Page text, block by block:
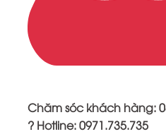
Chăm sóc khách hàng:
? Hotline: 0971.735.735